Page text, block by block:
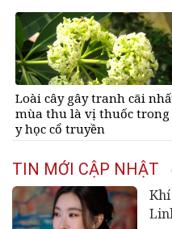
Loài cây gây tranh cãi
mùa thu là vị thuốc trong
y học cổ truyền
TIN MỚI CẬP NHẬT